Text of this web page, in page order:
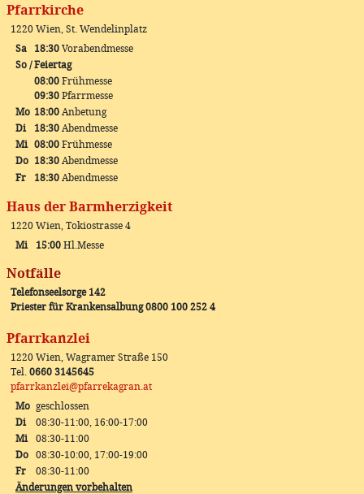
Pfarrkirche
1220 Wien, St. Wendelinplatz
Sa
18:30 Vorabendmesse
So / Feiertag
08:00 Frühmesse
09:30 Pfarrmesse
Mo 18:00 Anbetung
Di
18:30 Abendmesse
Mi 08:00 Frühmesse
Do 18:30 Abendmesse
Fr
18:30 Abendmesse
Haus der Barmherzigkeit
1220 Wien, Tokiostrasse 4
Mi
15:00 Hl.Messe
Notfälle
Telefonseelsorge 142
Priester für Krankensalbung 0800 100 252 4
Pfarrkanzlei
1220 Wien, Wagramer Straße 150
Tel. 0660 3145645
pfarrkanzlei@pfarrekagran.at
Mo geschlossen
Di
08:30-11:00, 16:00-17:00
Mi
08:30-11:00
Do
08:30-10:00, 17:00-19:00
Fr
08:30-11:00
Änderungen vorbehalten